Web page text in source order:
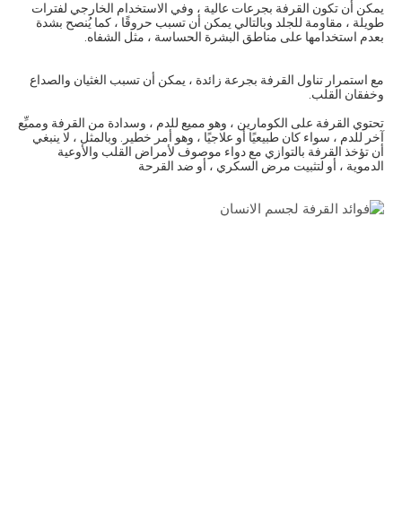
يمكن أن تكون القرفة بجرعات عالية ، وفي الاستخدام الخارجي لفترات
طويلة ، مقاومة للجلد وبالتالي يمكن أن تسبب حروقًا ، كما يُنصح بشدة
بعدم استخدامها على مناطق البشرة الحساسة ، مثل الشفاه.
مع استمرار تناول القرفة بجرعة زائدة ، يمكن أن تسبب الغثيان والصداع
وخفقان القلب.
تحتوي القرفة على الكومارين ، وهو مميع للدم ، وسدادة من القرفة ومميِّع
آخر للدم ، سواء كان طبيعيًا أو علاجيًا ، وهو أمر خطير. وبالمثل ، لا ينبغي
أن تؤخذ القرفة بالتوازي مع دواء موصوف لأمراض القلب والأوعية
الدموية ، أو لتثبيت مرض السكري ، أو ضد القرحة